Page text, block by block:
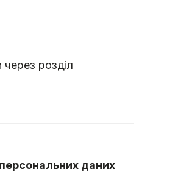
розділ
даних